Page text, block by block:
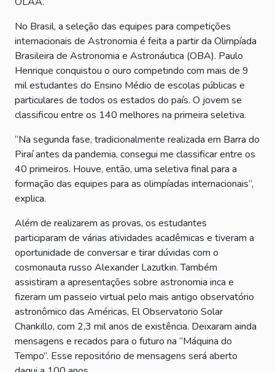
No Brasil, a seleção das equipes para competições
internacionais de Astronomia é feita a partir da Olimpíada
Brasileira de Astronomia e Astronáutica (OBA). Paulo
Henrique conquistou o ouro competindo com mais de 9
mil estudantes do Ensino Médio de escolas públicas e
particulares de todos os estados do país. O jovem se
classificou entre os 140 melhores na primeira seletiva.
“Na segunda fase, tradicionalmente realizada em Barra do
Piraí antes da pandemia, consegui me classificar entre os
40 primeiros. Houve, então, uma seletiva final para a
formação das equipes para as olimpíadas internacionais”,
explica.
Além de realizarem as provas, os estudantes
participaram de várias atividades acadêmicas e tiveram a
oportunidade de conversar e tirar dúvidas com o
cosmonauta russo Alexander Lazutkin. Também
assistiram a apresentações sobre astronomia inca e
fizeram um passeio virtual pelo mais antigo observatório
astronômico das Américas, El Observatorio Solar
Chankillo, com 2,3 mil anos de existência. Deixaram ainda
mensagens e recados para o futuro na “Máquina do
Tempo”. Esse repositório de mensagens será aberto